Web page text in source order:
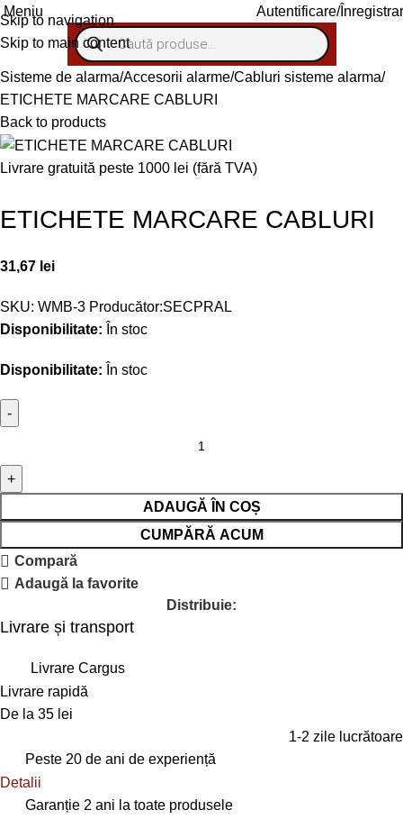
Skip to navigation
Skip to main content
Meniu Autentificare/
Sisteme de alarma Accesorii alarme Cabluri sisteme alarma
ETICHETE MARCARE CABLURI
Back to products
Livrare gratuită peste 1000 lei (fără TVA)
ETICHETE MARCARE CABLURI
31,67 lei
SKU: WMB-3 Producător:SECPRAL
Disponibilitate: În stoc
Disponibilitate: În stoc
ADAUGĂ ÎN COȘ
CUMPĂRĂ ACUM
Compară
Adaugă la favorite
Distribuie:
Livrare și transport
Livrare Cargus
Livrare rapidă
De la 35 lei
1-2 zile lucrătoare
Peste 20 de ani de experiență
Detalii
Garanție 2 ani la toate produsele